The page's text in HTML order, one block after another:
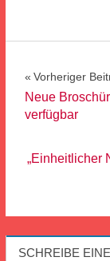
Vorheriger
Neue
verfügbar
„Einheitlicher
SCHREIBE